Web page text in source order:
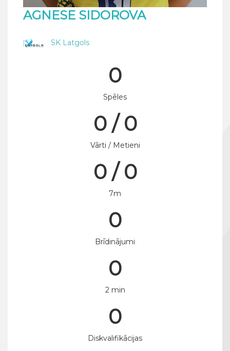
AGNESE SIDOROVA
SK Latgols
0
Spēles
0 / 0
Vārti / Metieni
0 / 0
7m
0
Brīdinājumi
0
2 min
0
Diskvalifikācijas